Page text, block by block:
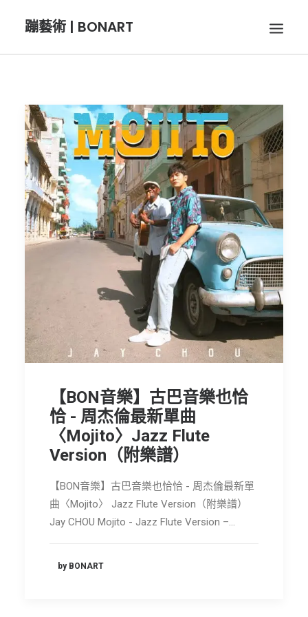
蹦藝術 | BONART
BON呼吸
BON攝影
BON插畫
關於我們
SEARCH
【BON音樂】古巴音樂也恰
恰 - 周杰倫最新單曲
〈Mojito〉Jazz Flute
Version（附樂譜）
【BON音樂】古巴音樂也恰恰 - 周杰倫最新單
曲〈Mojito〉 Jazz Flute Version（附樂譜）
Jay CHOU Mojito - Jazz Flute Version –…
by BONART